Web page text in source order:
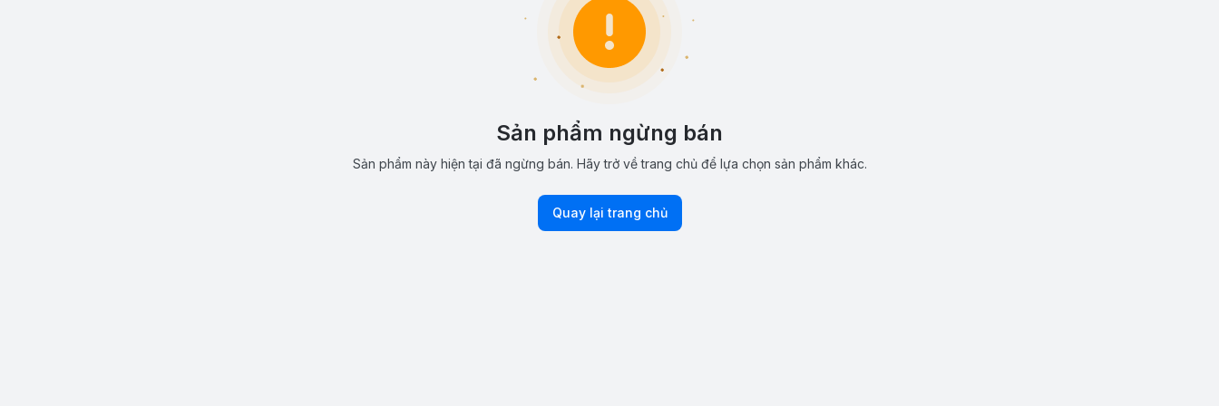
Sản phẩm ngừng bán
Sản phẩm này hiện tại đã ngừng bán. Hãy trở về trang chủ để lựa chọn sản phẩm khác.
Quay lại trang chủ